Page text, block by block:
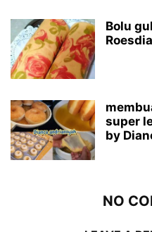
Bolu
super
by
NO